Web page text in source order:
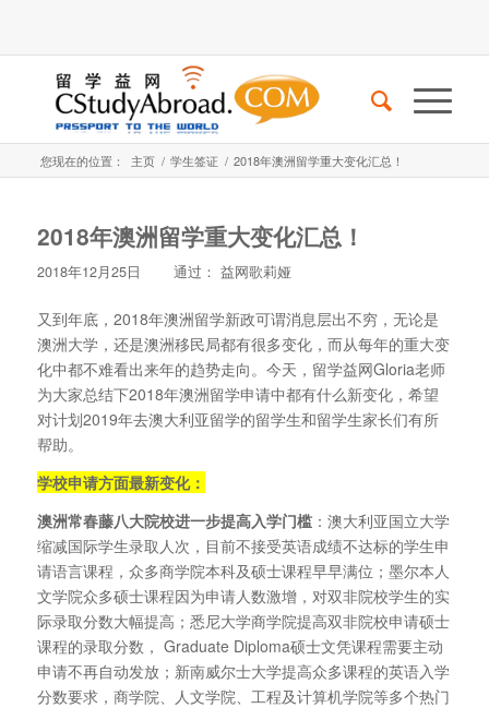
您现在的位置： 主页 / 学生签证 / 2018年澳洲留学重大变化汇总！
2018年澳洲留学重大变化汇总！
2018年12月25日 通过： 益网歌莉娅
又到年底，2018年澳洲留学新政可谓消息层出不穷，无论是
澳洲大学，还是澳洲移民局都有很多变化，而从每年的重大变
化中都不难看出来年的趋势走向。今天，留学益网Gloria老师
为大家总结下2018年澳洲留学申请中都有什么新变化，希望
对计划2019年去澳大利亚留学的留学生和留学生家长们有所
帮助。
学校申请方面最新变化：
澳洲常春藤八大院校进一步提高入学门槛：澳大利亚国立大学
缩减国际学生录取人次，目前不接受英语成绩不达标的学生申
请语言课程，众多商学院本科及硕士课程早早满位；墨尔本人
文学院众多硕士课程因为申请人数激增，对双非院校学生的实
际录取分数大幅提高；悉尼大学商学院提高双非院校申请硕士
课程的录取分数， Graduate Diploma硕士文凭课程需要主动
申请不再自动发放；新南威尔士大学提高众多课程的英语入学
分数要求，商学院、人文学院、工程及计算机学院等多个热门